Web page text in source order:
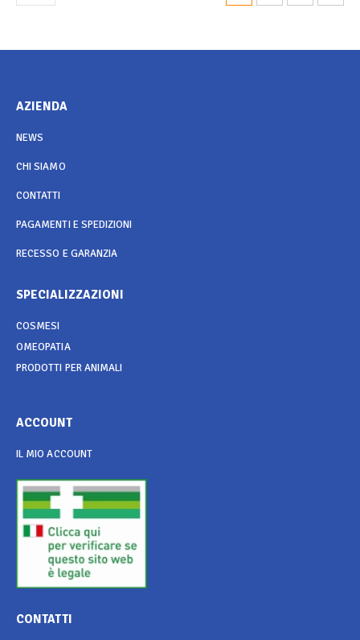
AZIENDA
NEWS
CHI SIAMO
CONTATTI
PAGAMENTI E SPEDIZIONI
RECESSO E GARANZIA
SPECIALIZZAZIONI
COSMESI
OMEOPATIA
PRODOTTI PER ANIMALI
ACCOUNT
IL MIO ACCOUNT
CONTATTI